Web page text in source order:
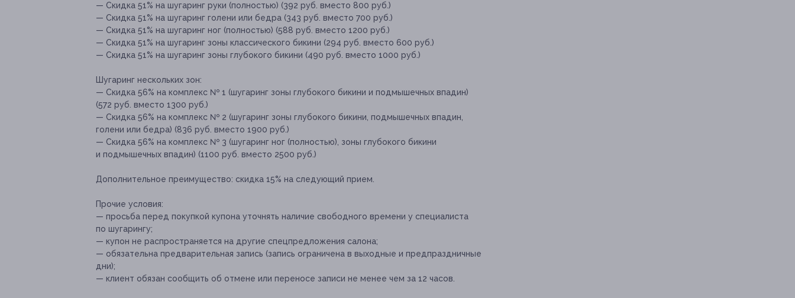
— Скидка 51% на шугаринг руки (полностью) (392 руб. вместо 800 руб.)
— Скидка 51% на шугаринг голени или бедра (343 руб. вместо 700 руб.)
— Скидка 51% на шугаринг ног (полностью) (588 руб. вместо 1200 руб.)
— Скидка 51% на шугаринг зоны классического бикини (294 руб. вместо 600 руб.)
— Скидка 51% на шугаринг зоны глубокого бикини (490 руб. вместо 1000 руб.)
Шугаринг нескольких зон:
— Скидка 56% на комплекс № 1 (шугаринг зоны глубокого бикини и подмышечных впадин)
(572 руб. вместо 1300 руб.)
— Скидка 56% на комплекс № 2 (шугаринг зоны глубокого бикини, подмышечных впадин,
голени или бедра) (836 руб. вместо 1900 руб.)
— Скидка 56% на комплекс № 3 (шугаринг ног (полностью), зоны глубокого бикини
и подмышечных впадин) (1100 руб. вместо 2500 руб.)
Дополнительное преимущество: скидка 15% на следующий прием.
Прочие условия:
— просьба перед покупкой купона уточнять наличие свободного времени у специалиста
по шугарингу;
— купон не распространяется на другие спецпредложения салона;
— обязательна предварительная запись (запись ограничена в выходные и предпраздничные
дни);
— клиент обязан сообщить об отмене или переносе записи не менее чем за 12 часов.